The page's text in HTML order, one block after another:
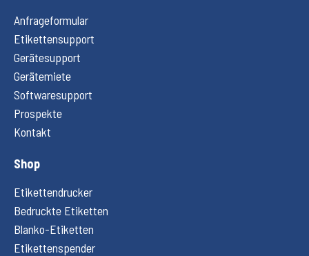
Anfrageformular
Etikettensupport
Gerätesupport
Gerätemiete
Softwaresupport
Prospekte
Kontakt
Shop
Etikettendrucker
Bedruckte Etiketten
Blanko-Etiketten
Etikettenspender